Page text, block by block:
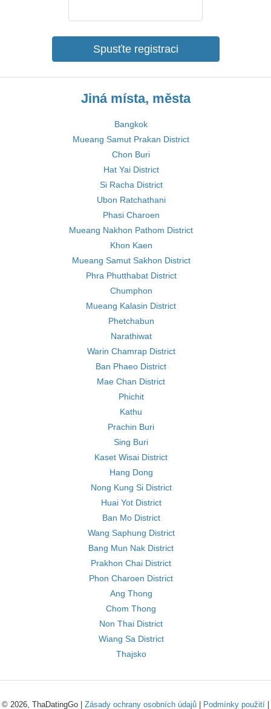
Spusťte registraci
Jiná místa, města
Bangkok
Mueang Samut Prakan District
Chon Buri
Hat Yai District
Si Racha District
Ubon Ratchathani
Phasi Charoen
Mueang Nakhon Pathom District
Khon Kaen
Mueang Samut Sakhon District
Phra Phutthabat District
Chumphon
Mueang Kalasin District
Phetchabun
Narathiwat
Warin Chamrap District
Ban Phaeo District
Mae Chan District
Phichit
Kathu
Prachin Buri
Sing Buri
Kaset Wisai District
Hang Dong
Nong Kung Si District
Huai Yot District
Ban Mo District
Wang Saphung District
Bang Mun Nak District
Prakhon Chai District
Phon Charoen District
Ang Thong
Chom Thong
Non Thai District
Wiang Sa District
Thajsko
© 2026, ThaDatingGo | Zásady ochrany osobních údajů Podmínky použití